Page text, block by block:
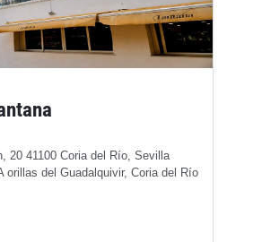
20 41100 Coria del Río, Sevilla
orillas del Guadalquivir, Coria del Río